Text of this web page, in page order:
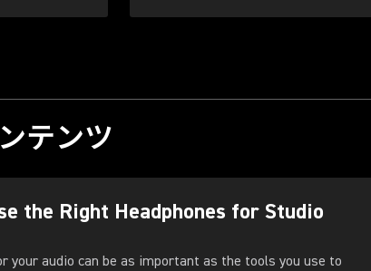
テンツ
the Right Headphones for Studio
your audio can be as important as the tools you use to